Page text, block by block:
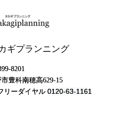
ギプランニング
8201
豊科南穂高629-15
ーダイヤル 0120-63-1161